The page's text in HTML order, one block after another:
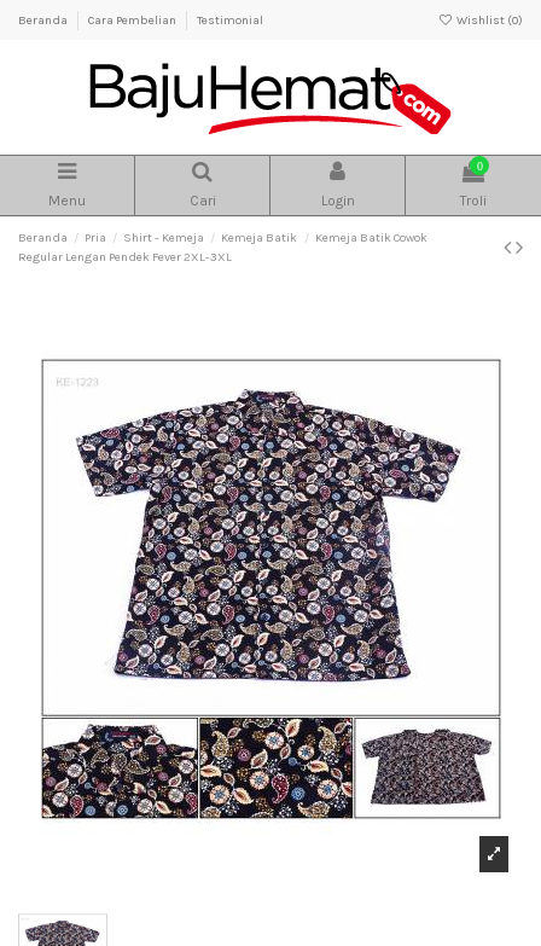
Beranda Cara Pembelian Testimonial Wishlist (0)
Menu Cari Login
0
Troli
Beranda Pria Shirt - Kemeja Kemeja Batik
Kemeja Batik Cowok
Regular Lengan Pendek Fever 2XL-3XL